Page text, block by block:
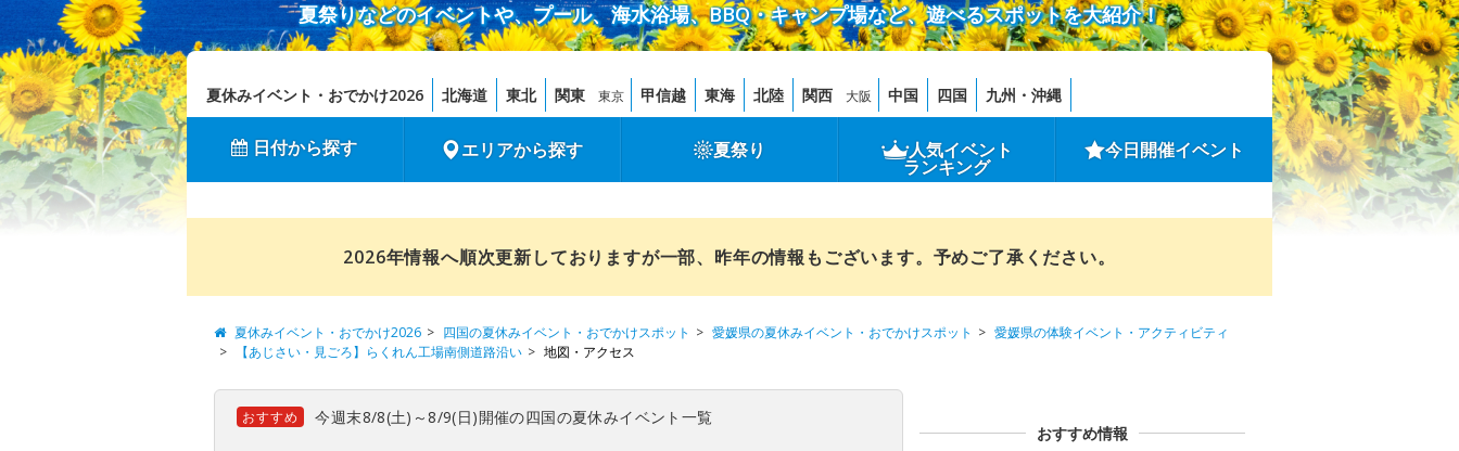
夏祭りなどのイベントや、プール、海水浴場、BBQ・キャンプ場など、遊べるスポットを大紹介！
夏休みイベント・おでかけ2026 北海道 東北 関東 東京 甲信越 東海 北陸 関西 大阪 中国 四国 九州・沖縄
日付から探す エリアから探す 夏祭り 人気イベント
ランキング
今日開催イベント
2026年情報へ順次更新しておりますが一部、昨年の情報もございます。予めご了承ください。
夏休みイベント・おでかけ2026 四国の夏休みイベント・おでかけスポット 愛媛県の夏休みイベント・おでかけスポット
愛媛県の体験イベント・アクティビティ
【あじさい・見ごろ】らくれん工場南側道路沿い
地図・アクセス
おすすめ 今週末8/8(土)～8/9(日)開催の四国の夏休みイベント一覧
おすすめ情報